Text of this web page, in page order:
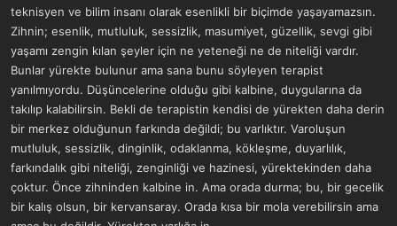
teknisyen ve bilim insanı olarak esenlikli bir biçimde yaşayamazsın.
Zihnin; esenlik, mutluluk, sessizlik, masumiyet, güzellik, sevgi gibi
yaşamı zengin kılan şeyler için ne yeteneği ne de niteliği vardır.
Bunlar yürekte bulunur ama sana bunu söyleyen terapist
yanılmıyordu. Düşüncelerine olduğu gibi kalbine, duygularına da
takılıp kalabilirsin. Bekli de terapistin kendisi de yürekten daha derin
bir merkez olduğunun farkında değildi; bu varlıktır. Varoluşun
mutluluk, sessizlik, dinginlik, odaklanma, kökleşme, duyarlılık,
farkındalık gibi niteliği, zenginliği ve hazinesi, yürektekinden daha
çoktur. Önce zihninden kalbine in. Ama orada durma; bu, bir gecelik
bir kalış olsun, bir kervansaray. Orada kısa bir mola verebilirsin ama